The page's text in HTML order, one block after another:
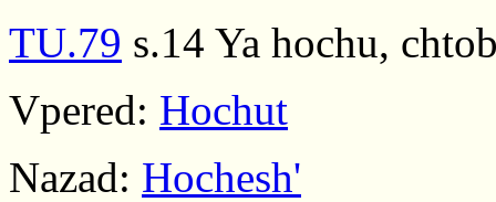
TU.79 s.14 Ya hochu,
Vpered: Hochut
Nazad: Hochesh'